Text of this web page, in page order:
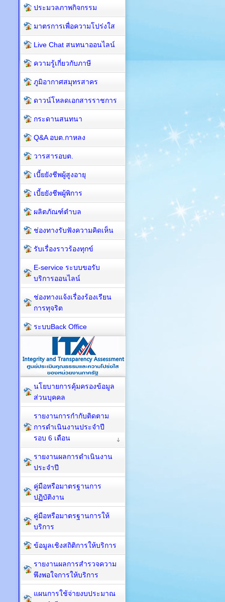
ประมวลภาพกิจกรรม
มาตรการเพื่อความโปร่งใส
Live Chat สนทนาออนไลน์
ความรู้เกี่ยวกับภาษี
ภูมิอากาศสมุทรสาคร
ดาวน์โหลดเอกสารราชการ
กระดานสนทนา
Q&A อบต.กาหลง
วารสารอบต.
เบี้ยยังชีพผู้สูงอายุ
เบี้ยยังชีพผู้พิการ
ผลิตภัณฑ์ตำบล
ช่องทางรับฟังความคิดเห็น
รับเรื่องราวร้องทุกข์
E-service ระบบขอรับ
บริการออนไลน์
ช่องทางแจ้งเรื่องร้องเรียน
การทุจริต
ระบบBack Office
นโยบายการคุ้มครองข้อมูล
ส่วนบุคคล
รายงานการกำกับติดตาม
การดำเนินงานประจำปี
รอบ 6 เดือน
รายงานผลการดำเนินงาน
ประจำปี
คู่มือหรือมาตรฐานการ
ปฏิบัติงาน
คู่มือหรือมาตรฐานการให้
บริการ
ข้อมูลเชิงสถิติการให้บริการ
รายงานผลการสำรวจความ
พึงพอใจการให้บริการ
แผนการใช้จ่ายงบประมาณ